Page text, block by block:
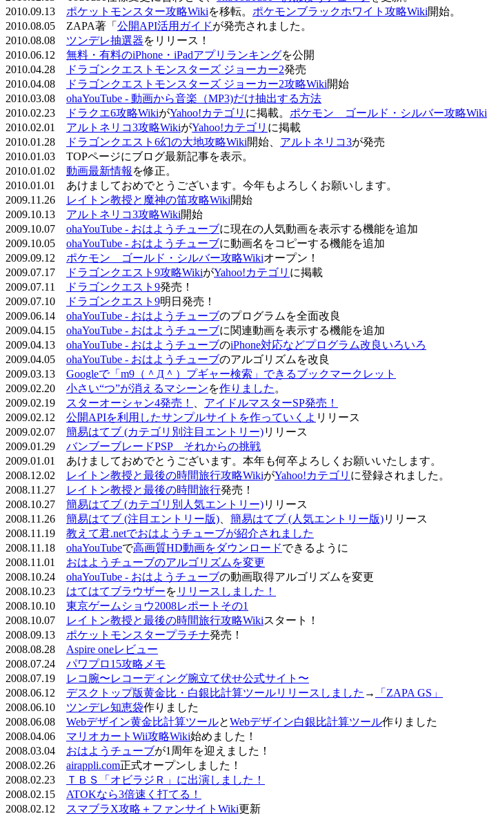
2010.09.13 ポケットモンスター攻略Wikiを移転。 ポケモンブラックホワイト攻略Wiki開始。
2010.08.05 ZAPA著「 公開API活用ガイドが発売されました。
2010.08.08 ツンデレ抽選器をリリース！
2010.06.12 無料・有料のiPhone・iPadアプリランキングを公開
2010.04.28
ドラゴンクエストモンスターズ ジョーカー2発売
2010.04.08
ドラゴンクエストモンスターズ ジョーカー2攻略Wiki開始
2010.03.08 ohaYouTube - 動画から音楽（MP3)だけ抽出する方法
2010.02.23
ドラクエ6攻略WikiがYahoo!カテゴリ に掲載。 ポケモン ゴールド・シルバー攻略Wiki
2010.02.01 アルトネリコ3攻略WikiがYahoo!カテゴリ に掲載
2010.01.28
ドラゴンクエスト6幻の大地攻略Wiki開始、 アルトネリコ3が発売
2010.01.03 TOPページにブログ最新記事を表示。
2010.01.02 動画最新情報 を修正。
2010.01.01 あけましておめでとうございます。今年もよろしくお願いします。
2009.11.26
レイトン教授と魔神の笛攻略Wiki開始
2009.10.13 アルトネリコ3攻略Wiki開始
2009.10.07 ohaYouTube - おはようチューブに現在の人気動画を表示する機能を追加
2009.10.05 ohaYouTube - おはようチューブに動画名をコピーする機能を追加
2009.09.12 ポケモン ゴールド・シルバー攻略Wikiオープン！
2009.07.17
ドラゴンクエスト9攻略WikiがYahoo!カテゴリ に掲載
2009.07.11
ドラゴンクエスト9発売！
2009.07.10
ドラゴンクエスト9明日発売！
2009.06.14 ohaYouTube - おはようチューブのプログラムを全面改良
2009.04.15 ohaYouTube - おはようチューブに関連動画を表示する機能を追加
2009.04.13 ohaYouTube - おはようチューブのiPhone対応などプログラム改良いろいろ
2009.04.05 ohaYouTube - おはようチューブのアルゴリズムを改良
2009.03.13 Googleで「m9（＾Д＾）プギャー検索」できるブックマークレット
2009.02.20 小さい“つ”が消えるマシーンを作りました 。
2009.02.19
スターオーシャン4発売！
アイドルマスターSP発売！
2009.02.12 公開APIを利用したサンプルサイトを作っていくよ リリース
2009.02.07 簡易はてブ (カテゴリ別注目エントリー)リリース
2009.01.29 バンブーブレードPSP それからの挑戦
2009.01.01 あけましておめでとうございます。本年も何卒よろしくお願いいたします。
2008.12.02
レイトン教授と最後の時間旅行攻略WikiがYahoo!カテゴリ に登録されました。
2008.11.27
レイトン教授と最後の時間旅行発売！
2008.10.27 簡易はてブ (カテゴリ別人気エントリー)リリース
2008.11.26 簡易はてブ (注目エントリー版) 簡易はてブ (人気エントリー版)リリース
2008.11.19 教えて君.netでおはようチューブが紹介されました
2008.11.18 ohaYouTubeで高画質HD動画をダウンロードできるように
2008.11.01 おはようチューブのアルゴリズムを変更
2008.10.24 ohaYouTube - おはようチューブの動画取得アルゴリズムを変更
2008.10.23 はてはてブラウザーを リリースしました！
2008.10.10 東京ゲームショウ2008レポートその1
2008.10.07
レイトン教授と最後の時間旅行攻略Wikiスタート！
2008.09.13 ポケットモンスタープラチナ発売！
2008.08.28 Aspire oneレビュー
2008.07.24 パワプロ15攻略メモ
2008.07.19
レコ腕〜レコーディング腕立て伏せ公式サイト〜
2008.06.12 デスクトップ版黄金比・白銀比計算ツールリリースしました →
「ZAPA GS」
2008.06.10 ツンデレ知恵袋作りました
2008.06.08 Webデザイン黄金比計算ツールとWebデザイン白銀比計算ツール作りました
2008.04.06 マリオカートWii攻略Wiki始めました！
2008.03.04 おはようチューブが1周年を迎えました！
2008.02.26 airappli.com正式オープンしました！
2008.02.23
ＴＢＳ「オビラジＲ」に出演しました！
2008.02.15 ATOKなら3倍速く打てる！
2008.02.12
スマブラX攻略＋ファンサイトWiki更新